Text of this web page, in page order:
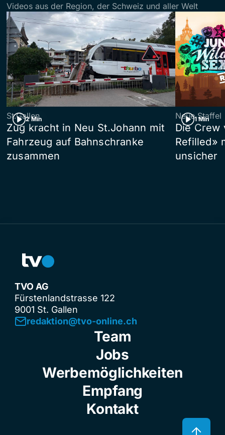
Videos aus der Region, der Schweiz und aller Welt
2 Min
St.Gallen
Zug kracht in Neu St.Johann mit
Fahrzeug auf Bahnschranke
zusammen
1 Min
Neue Staffel
Die Crew
Refilled»
unsicher
TVO AG
Fürstenlandstrasse 122
9001 St. Gallen
redaktion@tvo-online.ch
Team
Jobs
Werbemöglichkeiten
Empfang
Kontakt